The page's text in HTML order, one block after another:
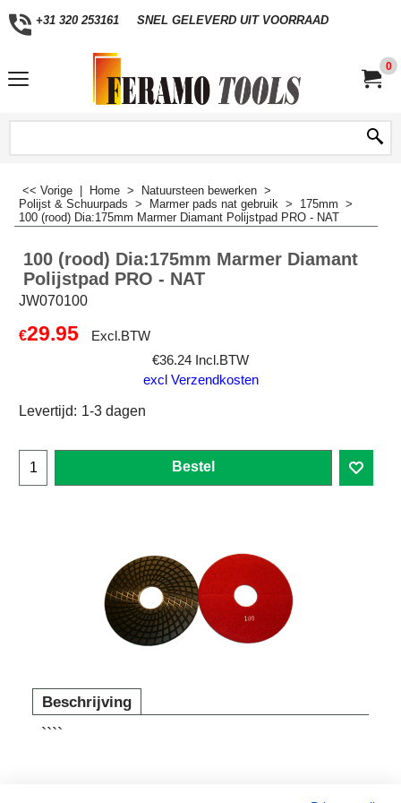
+31 320 253161 SNEL GELEVERD UIT VOORRAAD
0
<< Vorige Home > Natuursteen bewerken >
Polijst & Schuurpads > Marmer pads nat gebruik > 175mm >
100 (rood) Dia:175mm Marmer Diamant Polijstpad PRO - NAT
100 (rood) Dia:175mm Marmer Diamant
Polijstpad PRO - NAT
JW070100
€29.95
Excl.BTW
€36.24 Incl.BTW
excl Verzendkosten
Levertijd: 1-3 dagen
Bestel
Beschrijving
````